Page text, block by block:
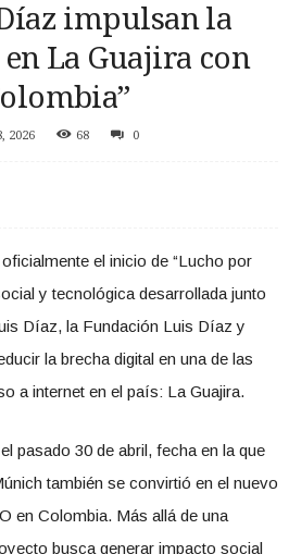
impulsan la
La Guajira con
2026 68 0
el inicio de “Lucho por
y tecnológica desarrollada junto
Díaz, la Fundación Luis Díaz y
la brecha digital en una de las
a internet en el país: La Guajira.
pasado 30 de abril, fecha en la que
también se convirtió en el nuevo
en Colombia. Más allá de una
busca generar impacto social